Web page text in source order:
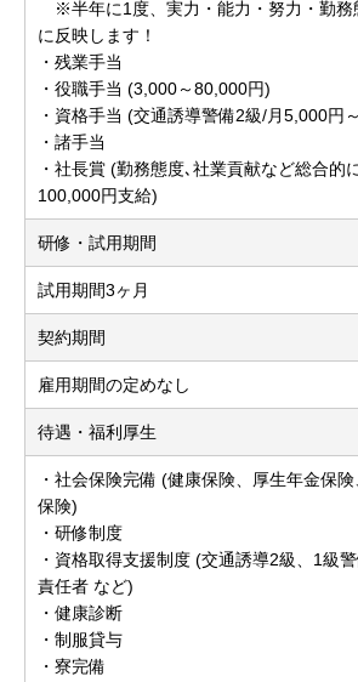
※半年に1度、実力・能力・努力・勤務
に反映します！
・残業手当
・役職手当 (3,000～80,000円)
・資格手当 (交通誘導警備2級/月5,000円
・諸手当
・社長賞 (勤務態度､社業貢献など総合的
100,000円支給)
研修・試用期間
試用期間3ヶ月
契約期間
雇用期間の定めなし
待遇・福利厚生
・社会保険完備 (健康保険、厚生年金保
保険)
・研修制度
・資格取得支援制度 (交通誘導2級、1級
責任者 など)
・健康診断
・制服貸与
・寮完備